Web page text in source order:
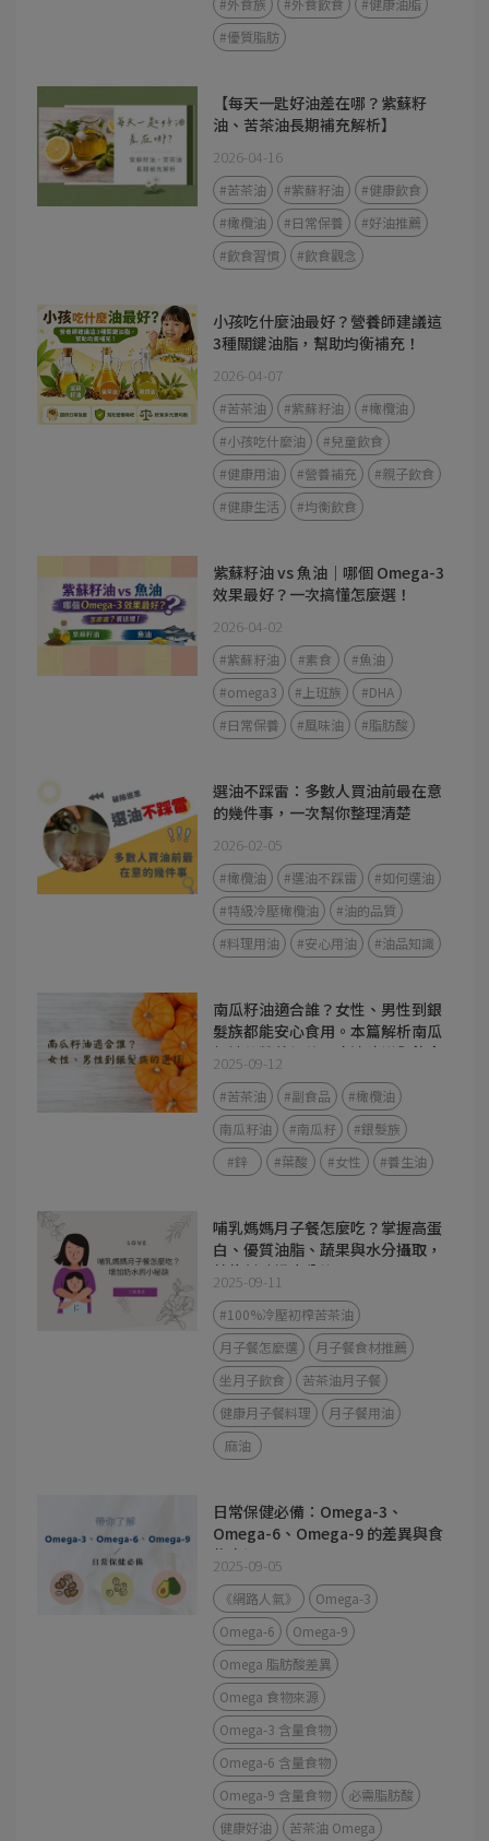
#優質脂肪
【每天一匙好油差在哪？紫蘇籽
油、苦茶油長期補充解析】
2026-04-16
#苦茶油 #紫蘇籽油
#健康飲食
#橄欖油
#日常保養
#好油推薦
#飲食習慣
#飲食觀念
小孩吃什麼油最好？營養師建議這
3種關鍵油脂，幫助均衡補充！
2026-04-07
#苦茶油 #紫蘇籽油
#橄欖油
#小孩吃什麼油
#兒童飲食
#健康用油
#營養補充
#親子飲食
#健康生活
#均衡飲食
紫蘇籽油 vs 魚油｜哪個 Omega-3
效果最好？一次搞懂怎麼選！
2026-04-02
#紫蘇籽油 #素食
#魚油
#omega3
#上班族
#DHA
#日常保養
#風味油 #脂肪酸
選油不踩雷：多數人買油前最在意
的幾件事，一次幫你整理清楚
2026-02-05
#橄欖油 #選油不踩雷
#如何選油
#特級冷壓橄欖油
#油的品質
#料理用油
#安心用油 #油品知識
南瓜籽油適合誰？女性、男性到銀
髮族都能安心食用。本篇解析南瓜
籽油的營養價值、吃法建議與飲食
應用，幫助你找到最適合的好油選
擇。
2025-09-12
#苦茶油 #副食品
#橄欖油
南瓜籽油
#南瓜籽
#銀髮族
#鋅
#葉酸 #女性 #養生油
哺乳媽媽月子餐怎麼吃？掌握高蛋
白、優質油脂、蔬果與水分攝取，
就能幫助奶水分泌。
2025-09-11
#100%冷壓初榨苦茶油
月子餐怎麼選
月子餐食材推薦
坐月子飲食
苦茶油月子餐
健康月子餐料理
月子餐用油
麻油
日常保健必備：Omega-3、
Omega-6、Omega-9 的差異與食
物來源
2025-09-05
《網路人氣》
Omega-3
Omega-6
Omega-9
Omega 脂肪酸差異
Omega 食物來源
Omega-3 含量食物
Omega-6 含量食物
Omega-9 含量食物
必需脂肪酸
健康好油
苦茶油 Omega